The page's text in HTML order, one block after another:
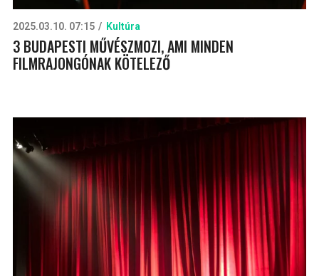
2025.03.10. 07:15 Kultúra
3 BUDAPESTI MŰVÉSZMOZI, AMI MINDEN
FILMRAJONGÓNAK KÖTELEZŐ